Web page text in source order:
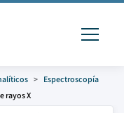
Espectroscopía
rayos X